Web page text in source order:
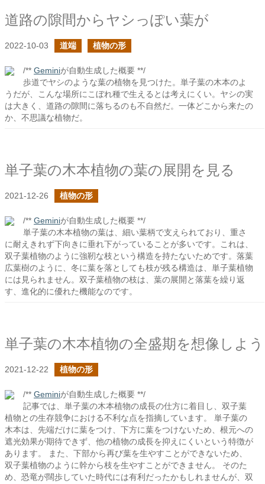
道路の隙間からヤシっぽい葉が
2022-10-03 道端 植物の形
/** Geminiが自動生成した概要 **/
歩道でヤシのような葉の植物を見つけた。単子葉の木本のよ
うだが、こんな場所にこぼれ種で生えるとは考えにくい。ヤシの実
は大きく、道路の隙間に落ちるのも不自然だ。一体どこから来たの
か、不思議な植物だ。
単子葉の木本植物の葉の展開を見る
2021-12-26 植物の形
/** Geminiが自動生成した概要 **/
単子葉の木本植物の葉は、細い葉柄で支えられており、重さ
に耐えきれず下向きに垂れ下がっていることが多いです。これは、
双子葉植物のように強靭な枝という構造を持たないためです。落葉
広葉樹のように、冬に葉を落としても枝が残る構造は、単子葉植物
には見られません。双子葉植物の枝は、葉の展開と落葉を繰り返
す、進化的に優れた機能なのです。
単子葉の木本植物の全盛期を想像しよう
2021-12-22 植物の形
/** Geminiが自動生成した概要 **/
記事では、単子葉の木本植物の成長の仕方に着目し、双子葉
植物との生存競争における不利な点を指摘しています。 単子葉の
木本は、先端だけに葉をつけ、下方に葉をつけないため、根元への
遮光効果が期待できず、他の植物の成長を抑えにくいという特徴が
あります。 また、下部から再び葉を生やすことができないため、
双子葉植物のように幹から枝を生やすことができません。 そのた
め、恐竜が闊歩していた時代には有利だったかもしれませんが、双